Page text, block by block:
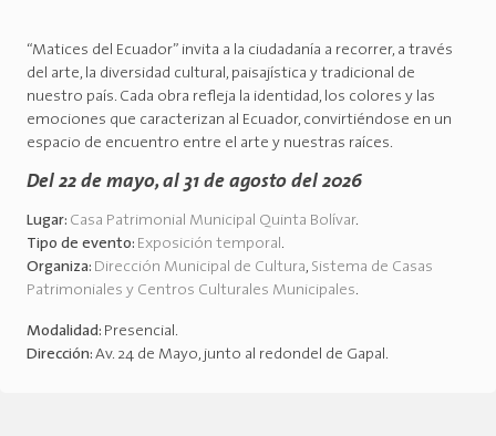
“Matices del Ecuador” invita a la ciudadanía a recorrer, a través
del arte, la diversidad cultural, paisajística y tradicional de
nuestro país. Cada obra refleja la identidad, los colores y las
emociones que caracterizan al Ecuador, convirtiéndose en un
espacio de encuentro entre el arte y nuestras raíces.
Del 22 de mayo, al 31 de agosto del 2026
Lugar: Casa Patrimonial Municipal Quinta Bolívar.
Tipo de evento: Exposición temporal.
Organiza: Dirección Municipal de Cultura, Sistema de Casas
Patrimoniales y Centros Culturales Municipales.
Modalidad: Presencial.
Dirección: Av. 24 de Mayo, junto al redondel de Gapal.